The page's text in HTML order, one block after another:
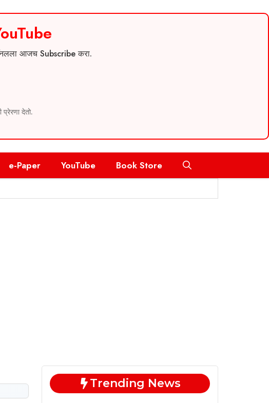
चॅनलला आजच Subscribe करा.
देतो.
e-Paper YouTube Book Store
Trending News